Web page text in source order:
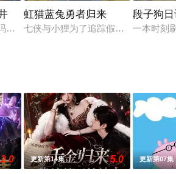
？它惹了大祸，把哀木涕扔到了时光之
虹猫蓝兔勇者归来
七侠与小狸为了追踪假冒小凤的小小
段子狗
一本时刻
2.0 更新第14集 5.0 更新第07集